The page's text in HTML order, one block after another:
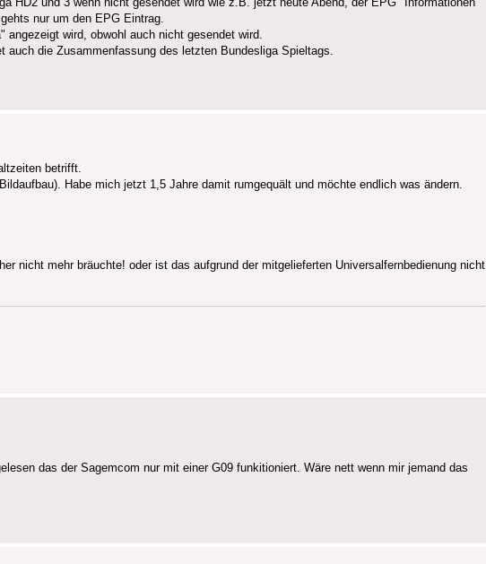
nur um den EPG Eintrag.
wird, obwohl auch nicht gesendet wird.
die Zusammenfassung des letzten Bundesliga Spieltags.
betrifft.
Habe mich jetzt 1,5 Jahre damit rumgequält und möchte endlich was ändern.
nicht mehr bräuchte! oder ist das aufgrund der mitgelieferten Universalfernbedienung nicht
das der Sagemcom nur mit einer G09 funkitioniert. Wäre nett wenn mir jemand das